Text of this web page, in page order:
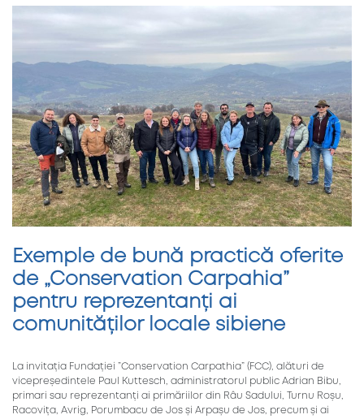
Exemple de bună practică oferite
de „Conservation Carpahia”
pentru reprezentanți ai
comunităților locale sibiene
La invitația Fundației ”Conservation Carpathia” (FCC), alături de
vicepreședintele Paul Kuttesch, administratorul public Adrian Bibu,
primari sau reprezentanți ai primăriilor din Râu Sadului, Turnu Roșu,
Racovița, Avrig, Porumbacu de Jos și Arpașu de Jos, precum și ai